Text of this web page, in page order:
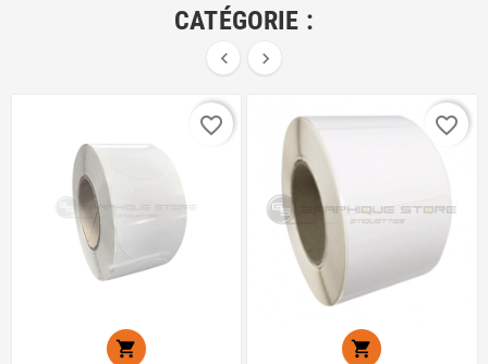
CATÉGORIE :
 

favorite_border

favorite_border